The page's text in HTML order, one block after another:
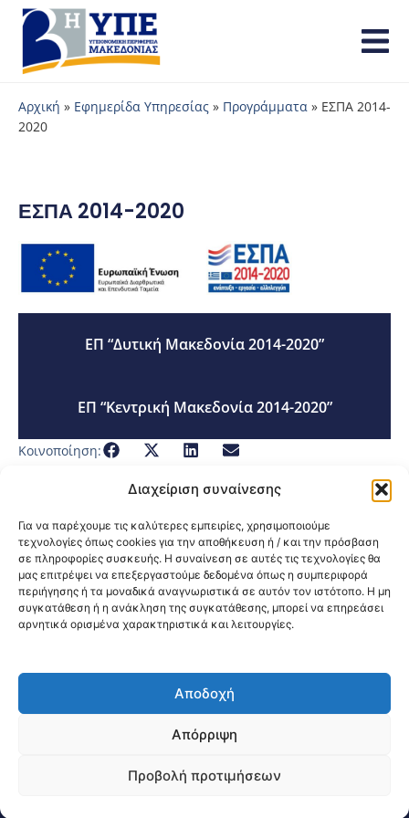
Διαχείριση συναίνεσης
Για να παρέχουμε τις καλύτερες εμπειρίες, χρησιμοποιούμε
τεχνολογίες όπως cookies για την αποθήκευση ή / και την πρόσβαση
σε πληροφορίες συσκευής. Η συναίνεση σε αυτές τις τεχνολογίες θα
μας επιτρέψει να επεξεργαστούμε δεδομένα όπως η συμπεριφορά
περιήγησης ή τα μοναδικά αναγνωριστικά σε αυτόν τον ιστότοπο. Η μη
συγκατάθεση ή η ανάκληση της συγκατάθεσης, μπορεί να επηρεάσει
αρνητικά ορισμένα χαρακτηριστικά και λειτουργίες.
Αποδοχή
Απόρριψη
Προβολή προτιμήσεων
Αρχική » Εφημερίδα Υπηρεσίας » Προγράμματα » ΕΣΠΑ 2014-
2020
ΕΣΠΑ 2014-2020
ΕΠ “Δυτική Μακεδονία 2014-2020”
ΕΠ “Κεντρική Μακεδονία 2014-2020”
Κοινοποίηση:
@2026 3ype.gr All rights reserved
Θεσσαλονίκη, ΕλλάδαΤηλ: +30 2311 226 200
03745 Website Visits: 1591145